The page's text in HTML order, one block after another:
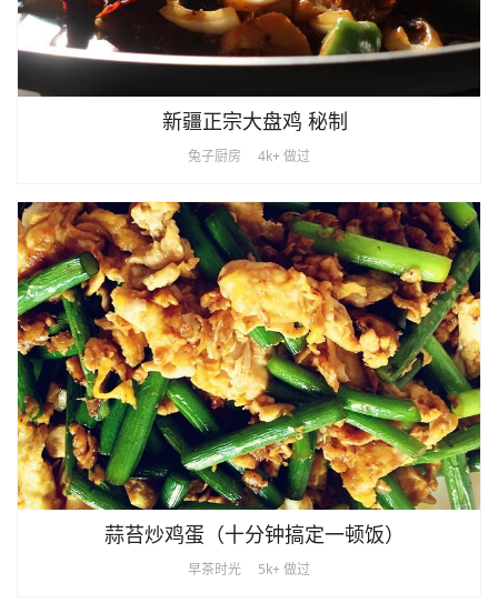
新疆正宗大盘鸡 秘制
兔子厨房 4k+ 做过
蒜苔炒鸡蛋（十分钟搞定一顿饭）
早茶时光 5k+ 做过